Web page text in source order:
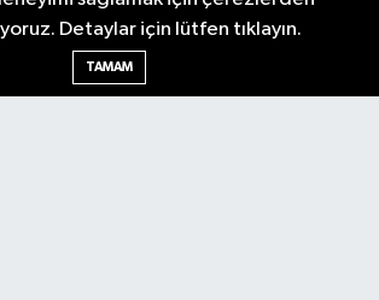
Dünya
Kültür & Sanat
Dünya
Siyaset
Detaylar için lütfen tıklayın.
TAMAM